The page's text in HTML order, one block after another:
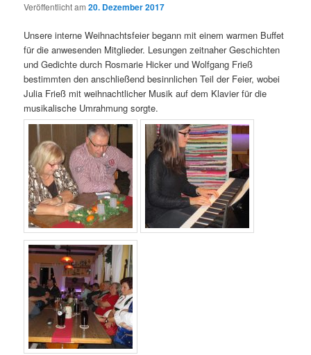
Veröffentlicht am20. Dezember 2017
Unsere interne Weihnachtsfeier begann mit einem warmen Buffet
für die anwesenden Mitglieder. Lesungen zeitnaher Geschichten
und Gedichte durch Rosmarie Hicker und Wolfgang Frieß
bestimmten den anschließend besinnlichen Teil der Feier, wobei
Julia Frieß mit weihnachtlicher Musik auf dem Klavier für die
musikalische Umrahmung sorgte.